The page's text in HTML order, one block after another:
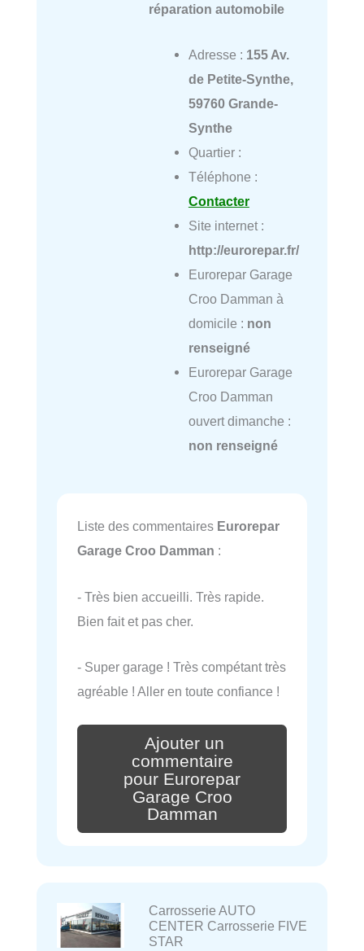
réparation automobile
Adresse : 155 Av.
de Petite-Synthe,
59760 Grande-
Synthe
Quartier :
Téléphone :
Contacter
Site internet :
http://eurorepar.fr/
Eurorepar Garage
Croo Damman à
domicile : non
renseigné
Eurorepar Garage
Croo Damman
ouvert dimanche :
non renseigné
Liste des commentaires Eurorepar
Garage Croo Damman :
- Très bien accueilli. Très rapide.
Bien fait et pas cher.
- Super garage ! Très compétant très
agréable ! Aller en toute confiance !
Ajouter un
commentaire
pour Eurorepar
Garage Croo
Damman
Carrosserie AUTO
CENTER Carrosserie FIVE
STAR